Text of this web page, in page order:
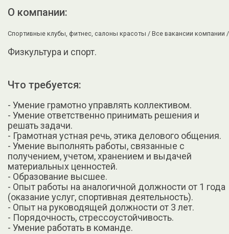
О компании:
Спортивные клубы, фитнес, салоны красоты / Все вакансии компании /
Физкультура и спорт.
Что требуется:
- Умение грамотно управлять коллективом.
- Умение ответственно принимать решения и
решать задачи.
- Грамотная устная речь, этика делового общения.
- Умение выполнять работы, связанные с
получением, учетом, хранением и выдачей
материальных ценностей.
- Образование высшее.
- Опыт работы на аналогичной должности от 1 года
(оказание услуг, спортивная деятельность).
- Опыт на руководящей должности от 3 лет.
- Порядочность, стрессоустойчивость.
- Умение работать в команде.